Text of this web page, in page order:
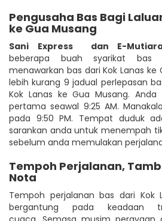
Pengusaha Bas Bagi
ke Gua Musang
Sani Express dan E-
beberapa buah syarikat bas
menawarkan bas dari Kok Lanas
lebih kurang 9 jadual perlepasan
Kok Lanas ke Gua Musang.
pertama seawal 9:25 AM.
pada 9:50 PM. Tempat duduk
sarankan anda untuk menempah
sebelum anda memulakan
Tempoh Perjalanan,
Nota
Tempoh perjalanan bas dari Kok
bergantung pada keadaan